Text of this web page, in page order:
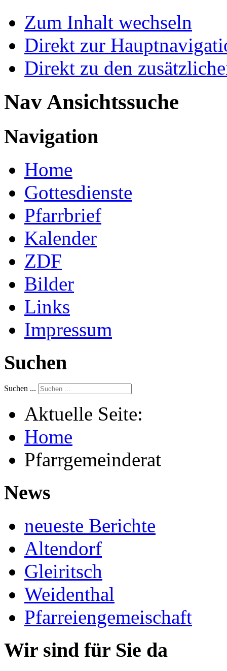
Zum Inhalt wechseln
Direkt zur
Direkt zu den
Nav Ansichtssuche
Navigation
Home
Gottesdienste
Pfarrbrief
Kalender
ZDF
Bilder
Links
Impressum
Suchen
Suchen ...
Aktuelle Seite:
Home
Pfarrgemeinderat
News
neueste Berichte
Altendorf
Gleiritsch
Weidenthal
Pfarreiengemeischaft
Wir sind für Sie da